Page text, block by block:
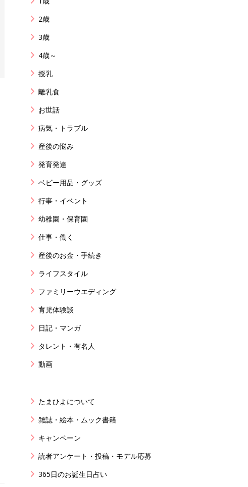
2歳
3歳
4歳～
授乳
離乳食
お世話
病気・トラブル
産後の悩み
発育発達
ベビー用品・グッズ
行事・イベント
幼稚園・保育園
仕事・働く
産後のお金・手続き
ライフスタイル
ファミリーウエディング
育児体験談
日記・マンガ
タレント・有名人
動画
たまひよについて
雑誌・絵本・ムック書籍
キャンペーン
読者アンケート・投稿・モデル応募
365日のお誕生日占い